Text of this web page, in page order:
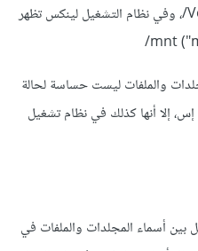
كمجلد جديد ضمن المجلد Volumes/، وفي نظام التشغيل لينكس تظهر
والملفات ليست حساسة لحالة
إلا أنها كذلك في نظام تشغيل
أسماء المجلدات والملفات في